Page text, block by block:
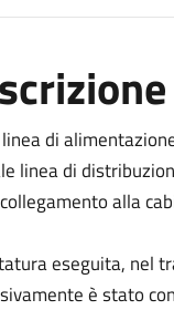
di
linea di
alla
eseguita, nel
è stato